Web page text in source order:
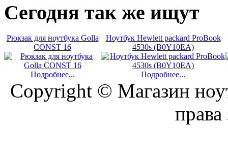
Сегодня так же ищут
Рюкзак для ноутбука Golla
CONST 16
Подробнее...
Ноутбук Hewlett packard ProBook
4530s (B0Y10EA)
Подробнее...
Copyright © Магазин